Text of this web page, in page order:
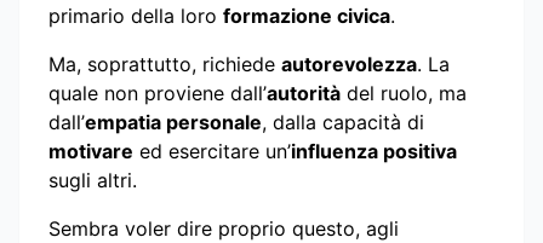
primario della loro formazione civica.
Ma, soprattutto, richiede autorevolezza. La
quale non proviene dall’autorità del ruolo, ma
dall’empatia personale, dalla capacità di
motivare ed esercitare un’influenza positiva
sugli altri.
Sembra voler dire proprio questo, agli